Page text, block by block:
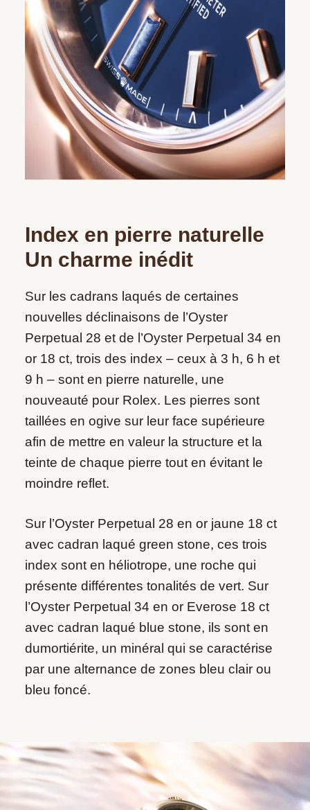
Index en pierre naturelle
Un charme inédit
Sur les cadrans laqués de certaines
nouvelles déclinaisons de l’Oyster
Perpetual 28 et de l’Oyster Perpetual 34 en
or 18 ct, trois des index – ceux à 3 h, 6 h et
9 h – sont en pierre naturelle, une
nouveauté pour Rolex. Les pierres sont
taillées en ogive sur leur face supérieure
afin de mettre en valeur la structure et la
teinte de chaque pierre tout en évitant le
moindre reflet.
Sur l’Oyster Perpetual 28 en or jaune 18 ct
avec cadran laqué green stone, ces trois
index sont en héliotrope, une roche qui
présente différentes tonalités de vert. Sur
l’Oyster Perpetual 34 en or Everose 18 ct
avec cadran laqué blue stone, ils sont en
dumortiérite, un minéral qui se caractérise
par une alternance de zones bleu clair ou
bleu foncé.